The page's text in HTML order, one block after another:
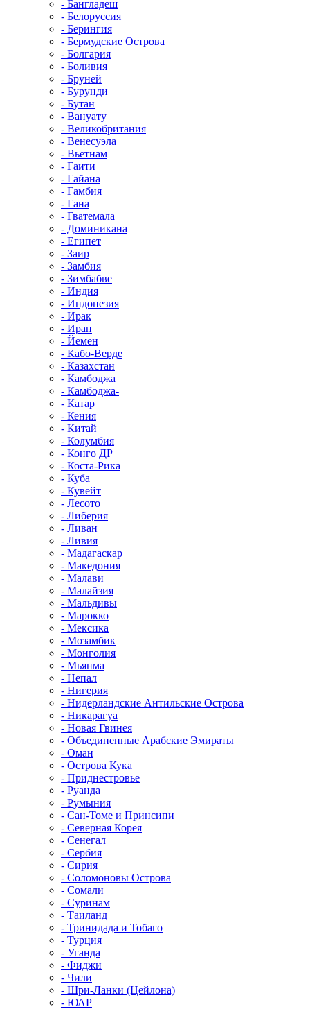
- Бангладеш
- Белоруссия
- Берингия
- Бермудские Острова
- Болгария
- Боливия
- Бруней
- Бурунди
- Бутан
- Вануату
- Великобритания
- Венесуэла
- Вьетнам
- Гаити
- Гайана
- Гамбия
- Гана
- Гватемала
- Доминикана
- Египет
- Заир
- Замбия
- Зимбабве
- Индия
- Индонезия
- Ирак
- Иран
- Йемен
- Кабо-Верде
- Казахстан
- Камбоджа
- Камбоджа-
- Катар
- Кения
- Китай
- Колумбия
- Конго ДР
- Коста-Рика
- Куба
- Кувейт
- Лесото
- Либерия
- Ливан
- Ливия
- Мадагаскар
- Македония
- Малави
- Малайзия
- Мальдивы
- Марокко
- Мексика
- Мозамбик
- Монголия
- Мьянма
- Непал
- Нигерия
- Нидерландские Антильские Острова
- Никарагуа
- Новая Гвинея
- Объединенные Арабские Эмираты
- Оман
- Острова Кука
- Приднестровье
- Руанда
- Румыния
- Сан-Томе и Принсипи
- Северная Корея
- Сенегал
- Сербия
- Сирия
- Соломоновы Острова
- Сомали
- Суринам
- Таиланд
- Тринидада и Тобаго
- Турция
- Уганда
- Фиджи
- Чили
- Шри-Ланки (Цейлона)
- ЮАР